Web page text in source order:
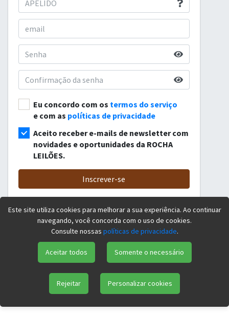
Este site utiliza cookies para melhorar a sua experiência. Ao continuar
navegando, você concorda com o uso de cookies.
Consulte nossas políticas de privacidade.
Aceitar todos Somente o necessário
Rejeitar Personalizar cookies
Eu concordo com os termos do serviço
e com as políticas de privacidade
Aceito receber e-mails de newsletter com
novidades e oportunidades da ROCHA
LEILÕES.
Inscrever-se
Já possui uma conta?faça login